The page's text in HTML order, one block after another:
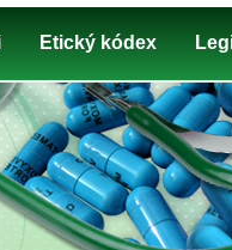
Etický kódex